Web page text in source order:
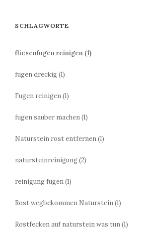
SCHLAGWORTE
fliesenfugen reinigen (1)
fugen dreckig(1)
Fugen reinigen(1)
fugen sauber machen(1)
Naturstein rost entfernen(1)
natursteinreinigung(2)
reinigung fugen(1)
Rost wegbekommen Naturstein(1)
Rostfecken auf naturstein was tun(1)